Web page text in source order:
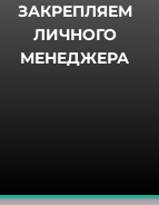
ЗАКРЕПЛЯЕМ
ЛИЧНОГО
МЕНЕДЖЕРА
ДА НЕТ